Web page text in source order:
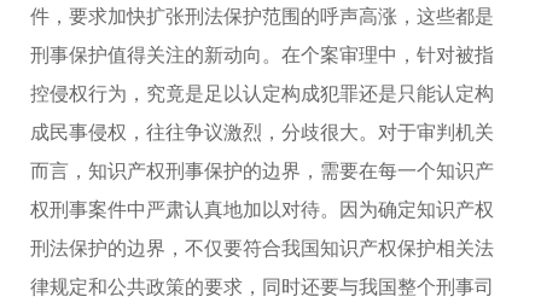
件，要求加快扩张刑法保护范围的呼声高涨，这些都是
刑事保护值得关注的新动向。在个案审理中，针对被指
控侵权行为，究竟是足以认定构成犯罪还是只能认定构
成民事侵权，往往争议激烈，分歧很大。对于审判机关
而言，知识产权刑事保护的边界，需要在每一个知识产
权刑事案件中严肃认真地加以对待。因为确定知识产权
刑法保护的边界，不仅要符合我国知识产权保护相关法
律规定和公共政策的要求，同时还要与我国整个刑事司